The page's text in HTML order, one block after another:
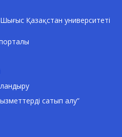
Қазақстан университеті
сатып алу”
Сәрсен
Қазақстан
докторантура